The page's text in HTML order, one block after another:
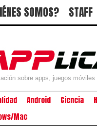
SOMOS? STAFF
sobre apps, juegos
Android Ciencia
Mac